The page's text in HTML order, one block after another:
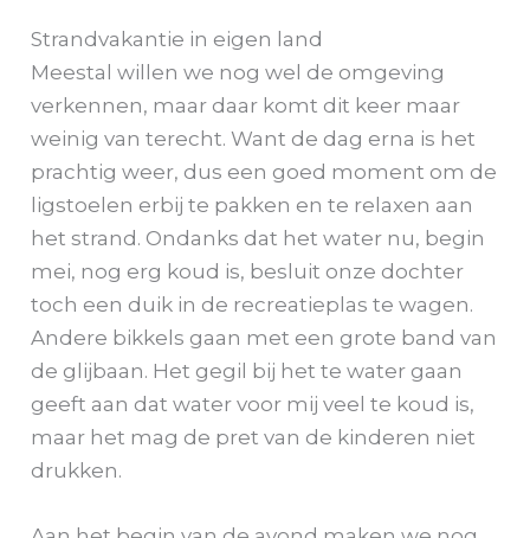
Strandvakantie in eigen land
Meestal willen we nog wel de omgeving
verkennen, maar daar komt dit keer maar
weinig van terecht. Want de dag erna is het
prachtig weer, dus een goed moment om de
ligstoelen erbij te pakken en te relaxen aan
het strand. Ondanks dat het water nu, begin
mei, nog erg koud is, besluit onze dochter
toch een duik in de recreatieplas te wagen.
Andere bikkels gaan met een grote band van
de glijbaan. Het gegil bij het te water gaan
geeft aan dat water voor mij veel te koud is,
maar het mag de pret van de kinderen niet
drukken.